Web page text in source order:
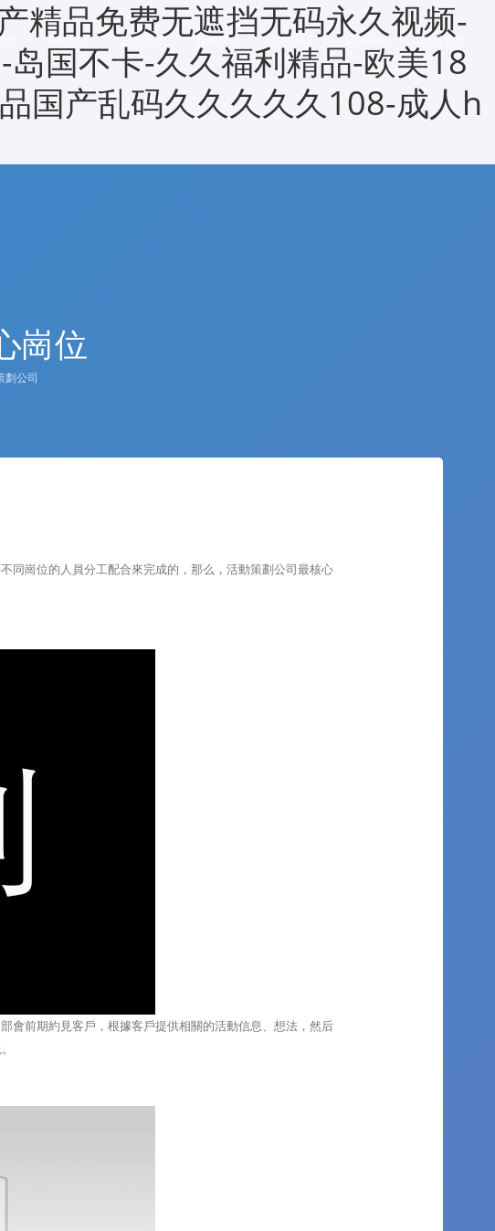
精品免费无遮挡无码永久视频-
国不卡-久久福利精品-欧美18
国产乱码久久久久久108-成人h
頁 案例展示 關于我們 服務中心 資源展示 聯系我們
崗位
劃公司
同崗位的人員分工配合來完成的，那么，活動策劃公司最核心
會前期約見客戶，根據客戶提供相關的活動信息、想法，然后